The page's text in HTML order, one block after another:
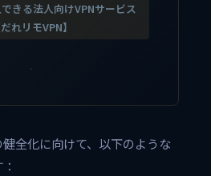
きる法人向けVPNサービス
だれリモVPN】
健全化に向けて、以下のような